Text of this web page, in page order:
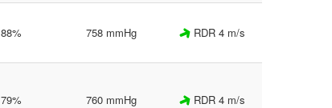
88% 758 mmHg RDR 4 m/s
79% 760 mmHg RDR 4 m/s